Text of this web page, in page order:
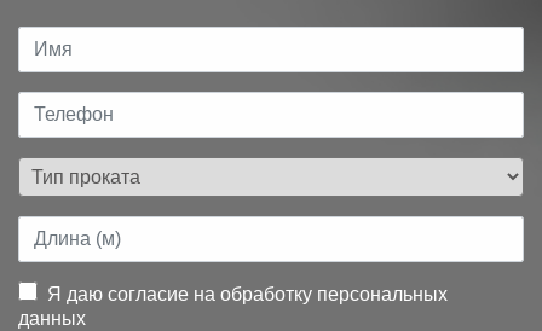
Я даю согласие на обработку персональных
данных